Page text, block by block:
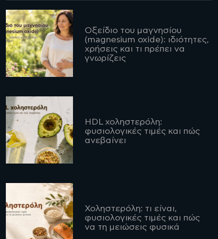
Οξείδιο του μαγνησίου
(magnesium oxide): ιδιότητες,
χρήσεις και τι πρέπει να
γνωρίζεις
HDL χοληστερόλη:
φυσιολογικές τιμές και πώς
ανεβαίνει
Χοληστερόλη: τι είναι,
φυσιολογικές τιμές και πώς
να τη μειώσεις φυσικά